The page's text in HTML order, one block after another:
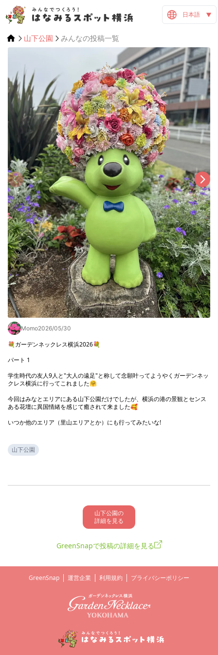
日本語
山下公園 みんなの投稿一覧
Momo2026/05/30
💐ガーデンネックレス横浜2026💐
パート 1
学生時代の友人9人と"大人の遠足"と称して念願叶ってようやくガーデンネッ
クレス横浜に行ってこれました🤗
今回はみなとエリアにある山下公園だけでしたが、横浜の港の景観とセンス
ある花壇に異国情緒を感じて癒されて来ました🥰
いつか他のエリア（里山エリアとか）にも行ってみたいな!
山下公園
山下公園の
詳細を見る
GreenSnapで投稿の詳細を見る
GreenSnap 運営企業 利用規約 プライバシーポリシー